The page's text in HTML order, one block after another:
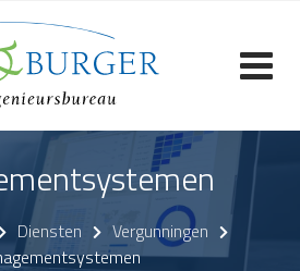
Diensten
Vergunningen